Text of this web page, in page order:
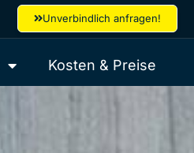
Unverbindlich anfragen!
Kosten & Preise